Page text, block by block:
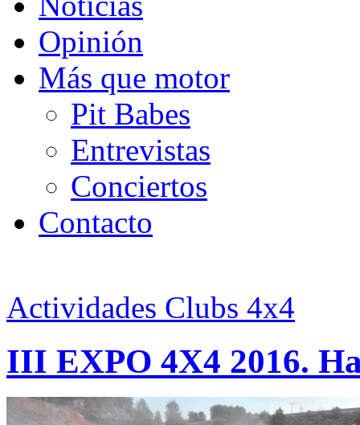
Opinión
Más que motor
Pit Babes
Entrevistas
Conciertos
Contacto
Actividades Clubs 4x4
III EXPO 4X4 2016.